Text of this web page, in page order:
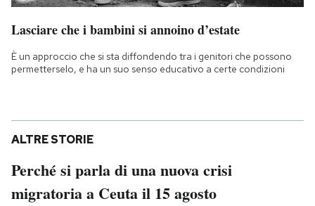
Lasciare che i bambini si annoino d’estate
È un approccio che si sta diffondendo tra i genitori che possono
permetterselo, e ha un suo senso educativo a certe condizioni
ALTRE STORIE
Perché si parla di una nuova crisi
migratoria a Ceuta il 15 agosto